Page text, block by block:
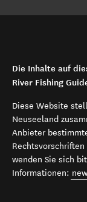
Die Inhalte auf
River Fishing
Diese Website
Neuseeland
Anbieter
wenden Sie sich
Informationen: